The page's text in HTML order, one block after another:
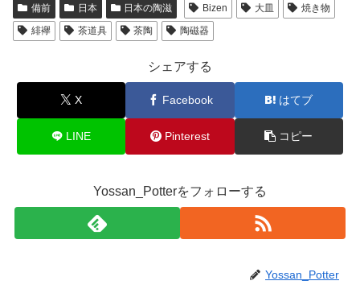
備前 日本 日本の陶滋 Bizen 大皿
焼き物
緋襷
茶道具 茶陶 陶磁器
シェアする
X Facebook はてブ
LINE Pinterest コピー
Yossan_Potterをフォローする
Yossan_Potter